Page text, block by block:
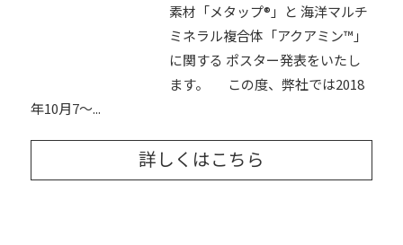
素材「メタップ®」と 海洋マルチ
ミネラル複合体「アクアミン™」
に関する ポスター発表をいたし
ます。 この度、弊社では2018
年10月7～...
詳しくはこちら